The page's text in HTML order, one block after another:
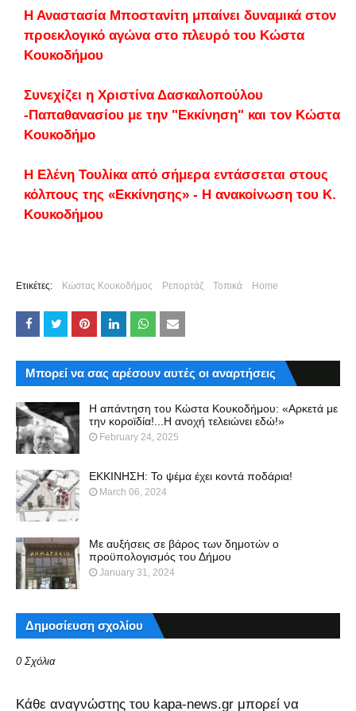
Η Αναστασία Μποστανίτη μπαίνει δυναμικά στον
προεκλογικό αγώνα στο πλευρό του Κώστα
Κουκοδήμου
Συνεχίζει η Χριστίνα Δασκαλοπούλου
-Παπαθανασίου με την "Εκκίνηση" και τον Κώστα
Κουκοδήμο
Η Ελένη Τουλίκα από σήμερα εντάσσεται στους
κόλπους της «Εκκίνησης» - Η ανακοίνωση του Κ.
Κουκοδήμου
Ετικέτες: Κώστας Κουκοδήμος Ρεπορτάζ Τοπικά Home
Μπορεί να σας αρέσουν αυτές οι αναρτήσεις
Η απάντηση του Κώστα Κουκοδήμου: «Αρκετά με
την κοροϊδία!...Η ανοχή τελειώνει εδώ!»
February 24, 2025
ΕΚΚΙΝΗΣΗ: Το ψέμα έχει κοντά ποδάρια!
March 06, 2024
Με αυξήσεις σε βάρος των δημοτών ο
προϋπολογισμός του Δήμου
January 31, 2024
Δημοσίευση σχολίου
0 Σχόλια
Kάθε αναγνώστης του kapa-news.gr μπορεί να